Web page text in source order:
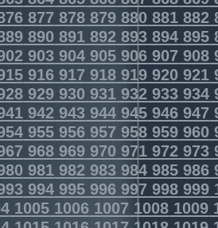
877 878 879 880 881 882
890 891 892 893 894 895
903 904 905 906 907 908
916 917 918 919 920 921
929 930 931 932 933 934
942 943 944 945 946 947
955 956 957 958 959 960
968 969 970 971 972 973
981 982 983 984 985 986
994 995 996 997 998 999
1005 1006 1007 1008 1009